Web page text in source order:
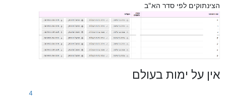
הצינתוקים לפי סדר הא"ב
אין על ימות בעולם
4